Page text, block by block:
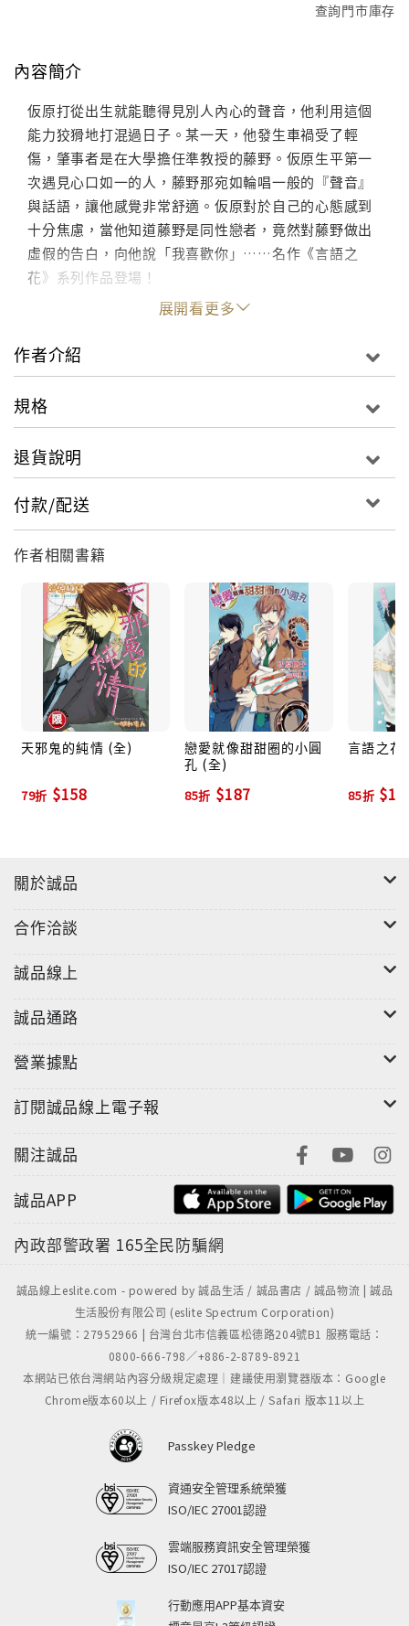
查詢門市庫存
內容簡介
仮原打從出生就能聽得見別人內心的聲音，他利用這個
能力狡猾地打混過日子。某一天，他發生車禍受了輕
傷，肇事者是在大學擔任準教授的藤野。仮原生平第一
次遇見心口如一的人，藤野那宛如輪唱一般的『聲音』
與話語，讓他感覺非常舒適。仮原對於自己的心態感到
十分焦慮，當他知道藤野是同性戀者，竟然對藤野做出
虛假的告白，向他說「我喜歡你」……名作《言語之
花》系列作品登場！
展開看更多
作者介紹
規格
退貨說明
付款/配送
作者相關書籍
天邪鬼的純情 (全)
79折 $158
戀愛就像甜甜圈的小圓
孔 (全)
85折 $187
言語之花
85折
關於誠品
合作洽談
誠品線上
誠品通路
營業據點
訂閱誠品線上電子報
關注誠品
誠品APP
內政部警政署 165全民防騙網
誠品線上eslite.com - powered by 誠品生活 / 誠品書店 / 誠品物流 | 誠品
生活股份有限公司 (eslite Spectrum Corporation)
統一編號：27952966 | 台灣台北市信義區松德路204號B1 服務電話：
0800-666-798／+886-2-8789-8921
本網站已依台灣網站內容分級規定處理｜建議使用瀏覽器版本：Google
Chrome版本60以上 / Firefox版本48以上 / Safari 版本11以上
Passkey Pledge
資通安全管理系統榮獲
ISO/IEC 27001認證
雲端服務資訊安全管理榮獲
ISO/IEC 27017認證
行動應用APP基本資安